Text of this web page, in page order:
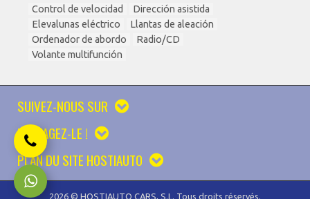
Control de velocidad
Dirección asistida
Elevalunas eléctrico
Llantas de aleación
Ordenador de abordo
Radio/CD
Volante multifunción
SUIVEZ-NOUS SUR
PARTAGEZ-LE !
PLAN DU SITE HOSTIAUTO
2026 © HOSTIAUTO CARS, S.L. Tous droits réservés.